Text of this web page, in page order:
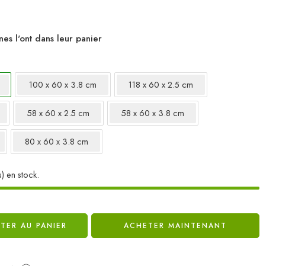
l'ont dans leur panier
100 x 60 x 3.8 cm 118 x 60 x 2.5 cm
58 x 60 x 2.5 cm 58 x 60 x 3.8 cm
80 x 60 x 3.8 cm
en stock.
AU PANIER ACHETER MAINTENANT